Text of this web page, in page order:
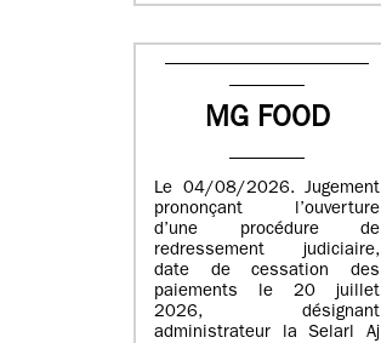
MG FOOD
Le 04/08/2026. Jugement
prononçant l’ouverture
d’une procédure de
redressement judiciaire,
date de cessation des
paiements le 20 juillet
2026, désignant
administrateur la Selarl Aj